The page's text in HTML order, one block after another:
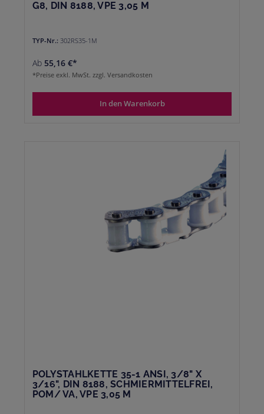
G8, DIN 8188, VPE 3,05 M
TYP-Nr.: 302RS35-1M
Ab 55,16 €*
*Preise exkl. MwSt. zzgl. Versandkosten
In den Warenkorb
POLYSTAHLKETTE 35-1 ANSI, 3/8" X
3/16", DIN 8188, SCHMIERMITTELFREI,
POM/ VA, VPE 3,05 M